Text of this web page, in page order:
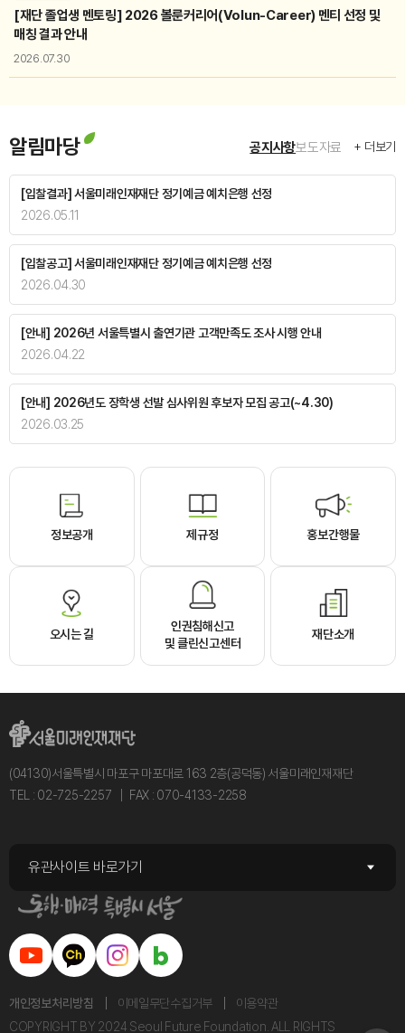
[재단 졸업생 멘토링] 2026 볼룬커리어(Volun-Career) 멘티 선정 및
매칭 결과 안내
2026.07.30
알림마당 공지사항보도자료
[입찰결과] 서울미래인재재단 정기예금 예치은행 선정
2026.05.11
[입찰공고] 서울미래인재재단 정기예금 예치은행 선정
2026.04.30
[안내] 2026년 서울특별시 출연기관 고객만족도 조사 시행 안내
2026.04.22
[안내] 2026년도 장학생 선발 심사위원 후보자 모집 공고(~4.30)
2026.03.25
+ 더보기
정보공개 제규정 홍보간행물
오시는 길
인권침해신고
및 클린신고센터
재단소개
유관사이트 바로가기
(04130)서울특별시 마포구 마포대로 163 2층(공덕동) 서울미래인재재단
TEL : 02-725-2257
FAX : 070-4133-2258
개인정보처리방침 이메일무단수집거부
이용약관
COPYRIGHT BY 2024 Seoul Future Foundation. ALL RIGHTS